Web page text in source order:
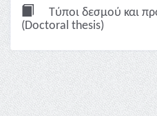
Τύποι δεσμού και
(Doctoral thesis)